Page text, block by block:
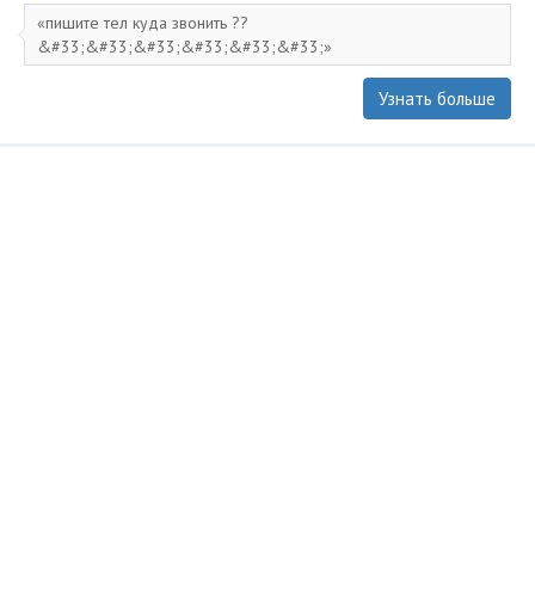
пишите тел куда звонить ??
&#33;&#33;&#33;&#33;&#33;&#33;
Узнать больше